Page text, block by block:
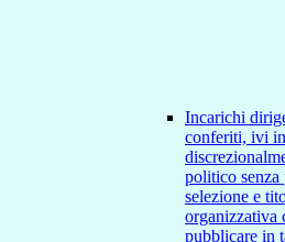
Incarichi
conferiti, ivi
politico senza
selezione e
organizzativa
pubblicare in